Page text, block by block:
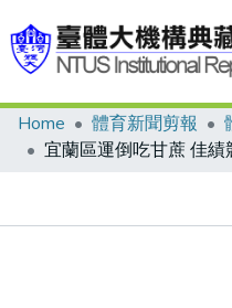
Communities & Collections
Home 體育新聞剪報